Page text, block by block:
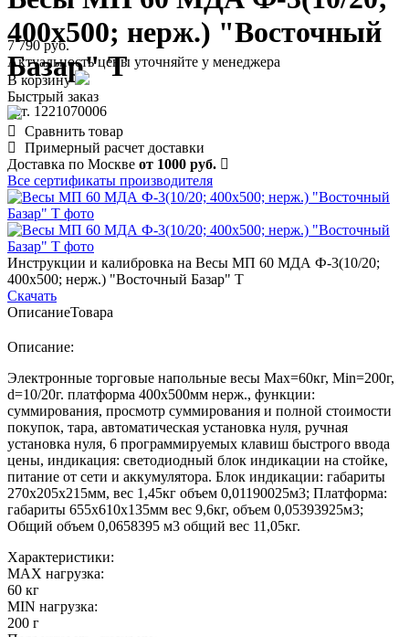
400х500; нерж.) "Восточный
Базар" Т
арт. 1221070006
7 790 руб.
Актуальность цены уточняйте у менеджера
В корзину
Быстрый заказ
Сравнить товар
Примерный расчет доставки
Доставка по Москве от 1000 руб.
Все сертификаты производителя
Инструкции и калибровка на Весы МП 60 МДА Ф-3(10/20;
400х500; нерж.) "Восточный Базар" Т
Скачать
ОписаниеТовара
Описание:
Электронные торговые напольные весы Мах=60кг, Min=200г,
d=10/20г. платформа 400х500мм нерж., функции:
суммирования, просмотр суммирования и полной стоимости
покупок, тара, автоматическая установка нуля, ручная
установка нуля, 6 программируемых клавиш быстрого ввода
цены, индикация: светодиодный блок индикации на стойке,
питание от сети и аккумулятора. Блок индикации: габариты
270х205х215мм, вес 1,45кг объем 0,01190025м3; Платформа:
габариты 655х610х135мм вес 9,6кг, объем 0,05393925м3;
Общий объем 0,0658395 м3 общий вес 11,05кг.
Характеристики:
MAX нагрузка:
60 кг
MIN нагрузка:
200 г